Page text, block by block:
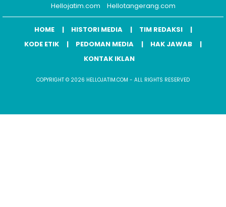
Hellojatim.com
Hellotangerang.com
HOME HISTORI MEDIA
TIM REDAKSI
KODE ETIK
PEDOMAN MEDIA
HAK JAWAB
KONTAK IKLAN
COPYRIGHT © 2026 HELLOJATIM.COM - ALL RIGHTS RESERVED